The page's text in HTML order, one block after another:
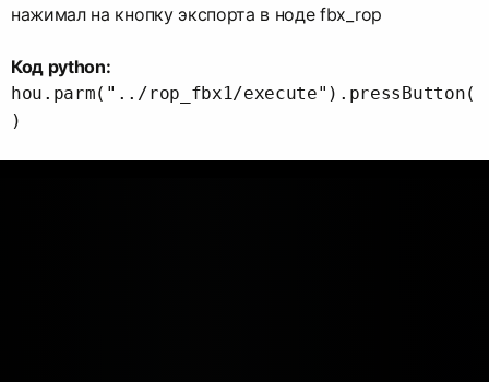
нажимал на кнопку экспорта в ноде fbx_rop
Код python:
hou.parm("../rop_fbx1/execute").pressButton(
)